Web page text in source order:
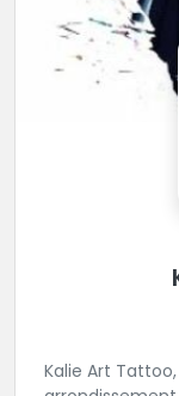
Kalie Art